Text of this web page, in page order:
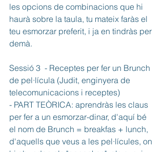
les opcions de combinacions que hi
haurà sobre la taula, tu mateix faràs el
teu esmorzar preferit, i ja en tindràs per
demà.
Sessió 3  - Receptes per fer un Brunch
de pel·lícula (Judit, enginyera de
telecomunicacions i receptes)
- PART TEÒRICA: aprendràs les claus
per fer a un esmorzar-dinar, d'aquí bé
el nom de Brunch = breakfas + lunch,
d'aquells que veus a les pel·lícules, on